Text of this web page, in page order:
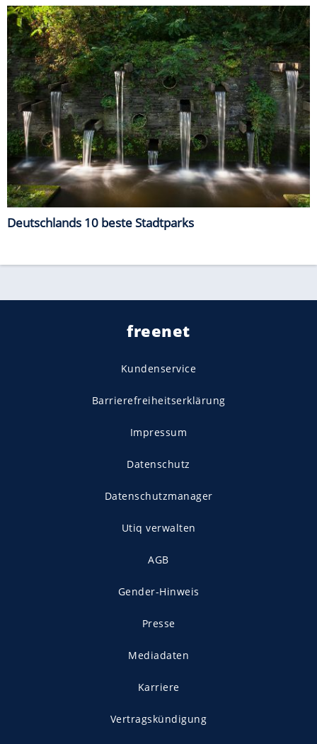
Deutschlands 10 beste Stadtparks
freenet
Kundenservice
Barrierefreiheitserklärung
Impressum
Datenschutz
Datenschutzmanager
Utiq verwalten
AGB
Gender-Hinweis
Presse
Mediadaten
Karriere
Vertragskündigung